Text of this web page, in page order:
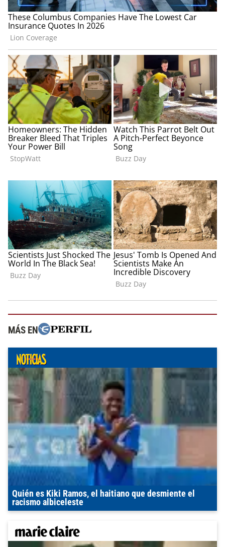
MÁS EN
Quién es Kiki Ramos, el haitiano que desmiente el
racismo albiceleste